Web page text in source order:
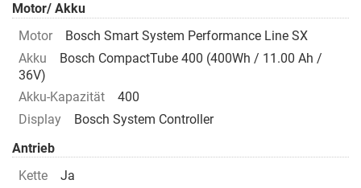
Motor/ Akku
Motor
Bosch Smart System Performance Line SX
Akku
Bosch CompactTube 400 (400Wh / 11.00 Ah /
36V)
Akku-Kapazität
400
Display
Bosch System Controller
Antrieb
Kette
Ja